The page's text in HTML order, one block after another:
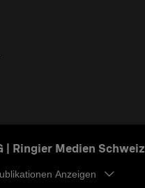
| Ringier Medien Schweiz
Anzeigen